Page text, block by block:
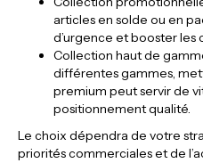
articles en solde ou en
d’urgence et booster les
Collection haut de
différentes gammes,
premium peut servir de
positionnement qualité.
Le choix dépendra de votre
priorités commerciales et de